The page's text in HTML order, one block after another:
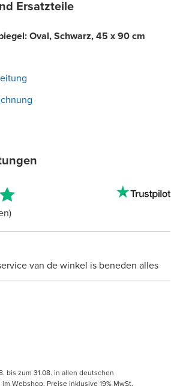
Ersatzteile
Oval, Schwarz, 45 x 90 cm
van de winkel is beneden alles
bis zum 31.08. in allen deutschen
Webshop. Preise inklusive 19% MwSt.